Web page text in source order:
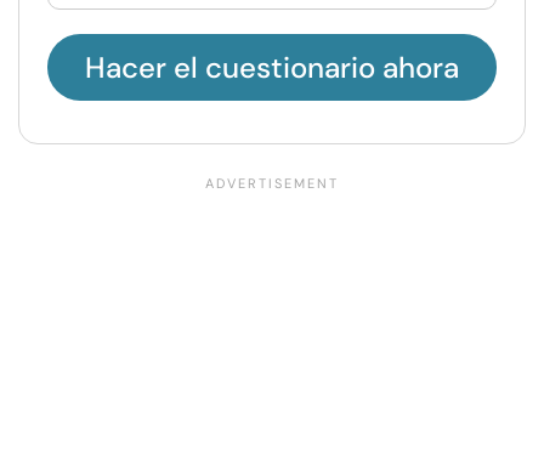
Hacer el cuestionario ahora